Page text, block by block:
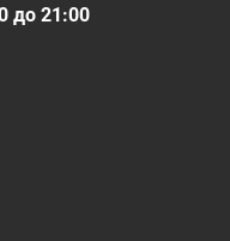
до 21:00